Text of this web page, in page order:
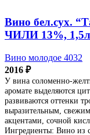
Вино бел.сух.
ЧИЛИ 13%, 1,5л
Вино молодое 4032
2016 ₽
У вина соломенно-
аромате выделяются
развиваются оттенки
выразительным,
акцентами, сочной
Ингредиенты: Вино из